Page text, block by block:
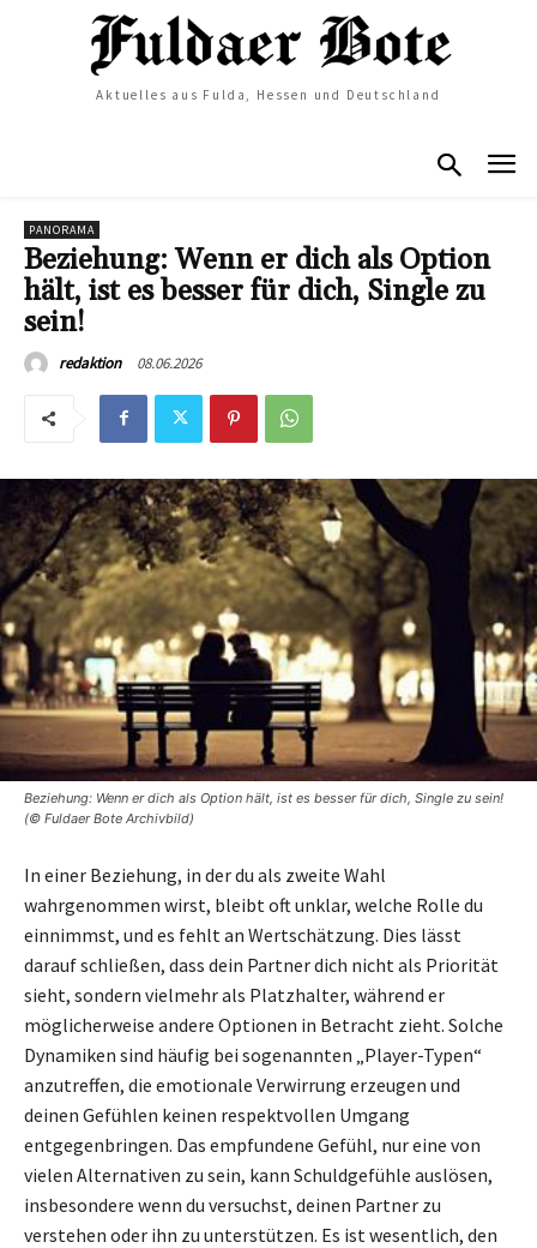
Aktuelles aus Fulda, Hessen und Deutschland
PANORAMA
Beziehung: Wenn er dich als Option
hält, ist es besser für dich, Single zu
sein!
redaktion 08.06.2026
Beziehung: Wenn er dich als Option hält, ist es besser für dich, Single zu sein!
(© Fuldaer Bote Archivbild)
In einer Beziehung, in der du als zweite Wahl
wahrgenommen wirst, bleibt oft unklar, welche Rolle du
einnimmst, und es fehlt an Wertschätzung. Dies lässt
darauf schließen, dass dein Partner dich nicht als Priorität
sieht, sondern vielmehr als Platzhalter, während er
möglicherweise andere Optionen in Betracht zieht. Solche
Dynamiken sind häufig bei sogenannten „Player-Typen“
anzutreffen, die emotionale Verwirrung erzeugen und
deinen Gefühlen keinen respektvollen Umgang
entgegenbringen. Das empfundene Gefühl, nur eine von
vielen Alternativen zu sein, kann Schuldgefühle auslösen,
insbesondere wenn du versuchst, deinen Partner zu
verstehen oder ihn zu unterstützen. Es ist wesentlich, den